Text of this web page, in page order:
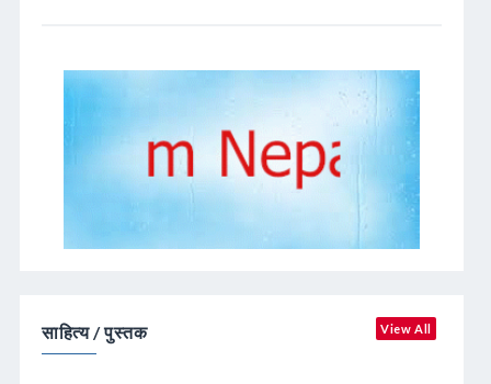
साहित्य / पुस्तक View All